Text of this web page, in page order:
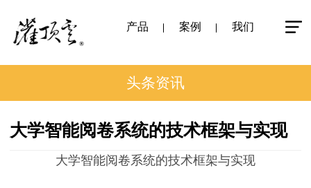
产品 案例 我们
头条资讯
大学智能阅卷系统的技术框架与实现
大学智能阅卷系统的技术框架与实现